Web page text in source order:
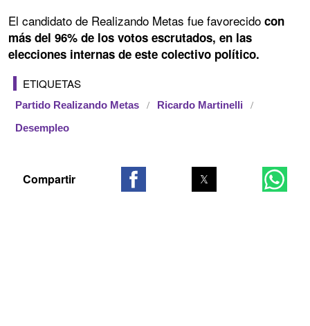
El candidato de Realizando Metas fue favorecido con
más del 96% de los votos escrutados, en las
elecciones internas de este colectivo político.
ETIQUETAS
Partido Realizando Metas Ricardo Martinelli
Desempleo